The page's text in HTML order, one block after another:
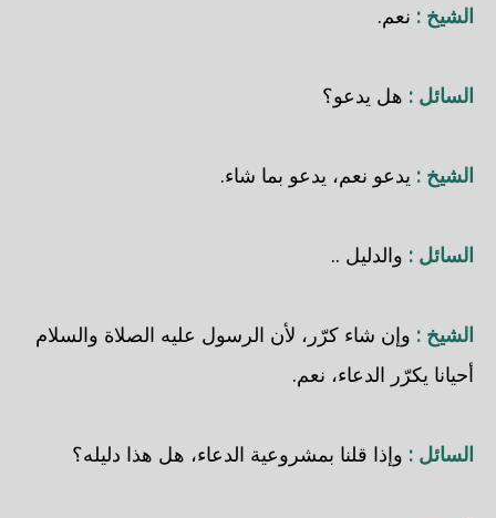
الشيخ : نعم.
السائل : هل يدعو؟
الشيخ : يدعو نعم، يدعو بما شاء.
السائل : والدليل ..
الشيخ : وإن شاء كرّر، لأن الرسول عليه الصلاة والسلام
أحيانا يكرّر الدعاء، نعم.
السائل : وإذا قلنا بمشروعية الدعاء، هل هذا دليله؟